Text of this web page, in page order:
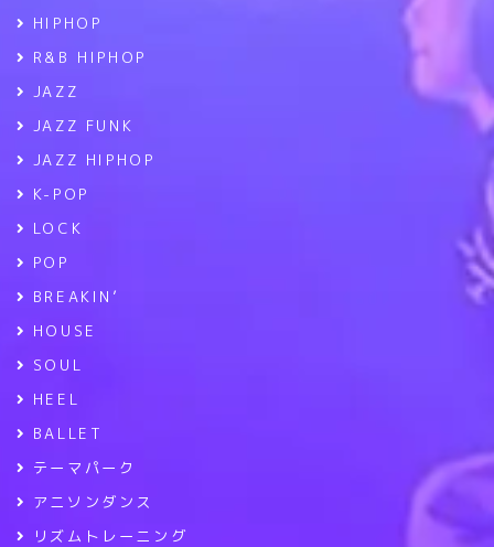
HIPHOP
R&B HIPHOP
JAZZ
JAZZ FUNK
JAZZ HIPHOP
K-POP
LOCK
POP
BREAKIN’
HOUSE
SOUL
HEEL
BALLET
テーマパーク
アニソンダンス
リズムトレーニング